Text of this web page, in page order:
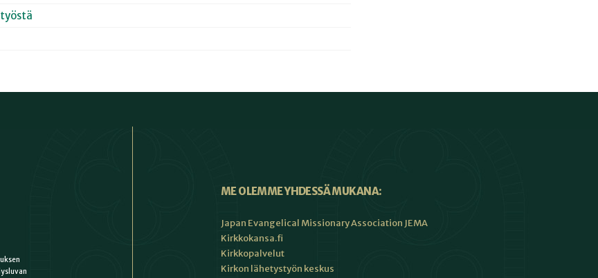
ME OLEMME YHDESSÄ MUKANA:
Japan Evangelical Missionary Association JEMA
Kirkkokansa.fi
Kirkkopalvelut
Kirkon lähetystyön keskus